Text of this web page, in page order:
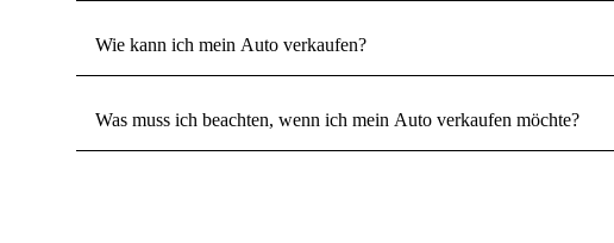
Wie kann ich mein Auto verkaufen?
Was muss ich beachten, wenn ich mein Auto verkaufen möchte?